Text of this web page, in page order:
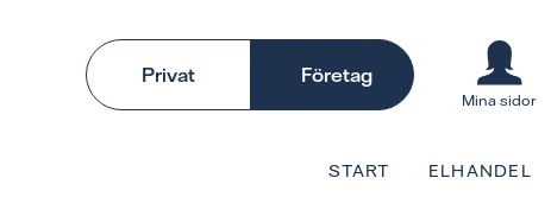
Privat Företag
Mina sidor
START ELHANDEL